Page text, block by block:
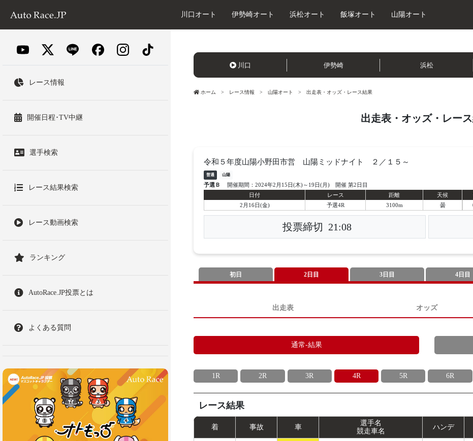
川口オート 伊勢崎オート 浜松オート 飯塚オート 山陽オート
レース情報
開催日程･TV中継
選手検索
レース結果検索
レース動画検索
ランキング
AutoRace.JP投票とは
よくある質問
川口 伊勢崎 浜松
ホーム レース情報 山陽オート 出走表・オッズ・レース結果
出走表・オッズ・レー
令和５年度山陽小野田市営 山陽ミッドナイト ２／１５～
普通 山陽
予選Ｂ
開催期間：2024年2月15日(木)～19日(月) 開催 第2日目
日付
レース 距離
天候
2月16日(金)
予選4R 3100m 曇
投票締切 21:08
初日 2日目 3日目 4日目
出走表 オッズ
通常-結果
1R 2R 3R 4R 5R 6R
レース結果
着 事故 車
選手名
競走車名
ハンデ